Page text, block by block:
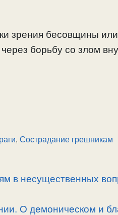
зрения бесовщины
борьбу со злом
, Сострадание грешникам
в несущественных
О демоническом и